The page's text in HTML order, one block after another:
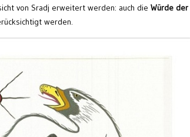
von Sradj erweitert werden: auch die Würde der
werden.